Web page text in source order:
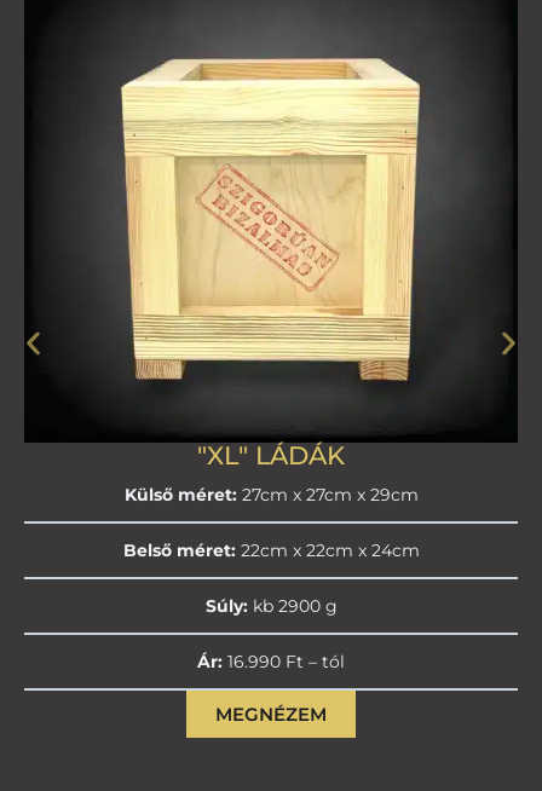
"XL" LÁDÁK
Külső méret:27cm x 27cm x 29cm
Belső méret:22cm x 22cm x 24cm
Súly:kb 2900 g
Ár: 16.990 Ft – tól
MEGNÉZEM